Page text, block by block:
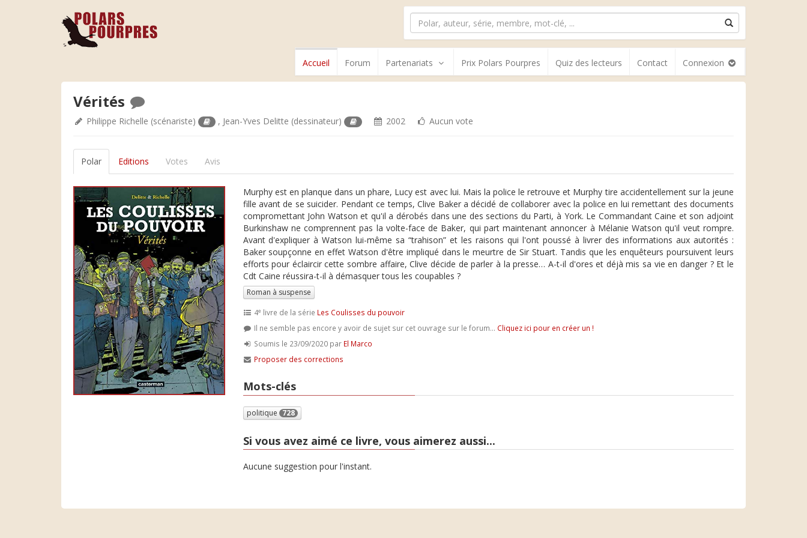
Accueil Forum Partenariats Prix Polars Pourpres Quiz des lecteurs Contact Connexion
Vérités
Philippe Richelle (scénariste) , Jean-Yves Delitte (dessinateur) 2002 Aucun vote
Polar Editions Votes Avis
Murphy est en planque dans un phare, Lucy est avec lui. Mais la police le retrouve et Murphy tire accidentellement sur la jeune
fille avant de se suicider. Pendant ce temps, Clive Baker a décidé de collaborer avec la police en lui remettant des documents
compromettant John Watson et qu'il a dérobés dans une des sections du Parti, à York. Le Commandant Caine et son adjoint
Burkinshaw ne comprennent pas la volte-face de Baker, qui part maintenant annoncer à Mélanie Watson qu'il veut rompre.
Avant d'expliquer à Watson lui-même sa “trahison” et les raisons qui l'ont poussé à livrer des informations aux autorités :
Baker soupçonne en effet Watson d'être impliqué dans le meurtre de Sir Stuart. Tandis que les enquêteurs poursuivent leurs
efforts pour éclaircir cette sombre affaire, Clive décide de parler à la presse… A-t-il d'ores et déjà mis sa vie en danger ? Et le
Cdt Caine réussira-t-il à démasquer tous les coupables ?
Roman à suspense
4e livre de la série Les Coulisses du pouvoir
Il ne semble pas encore y avoir de sujet sur cet ouvrage sur le forum... Cliquez ici pour en créer un !
Soumis le 23/09/2020 par El Marco
Proposer des corrections
Mots-clés
politique 728
Si vous avez aimé ce livre, vous aimerez aussi...
Aucune suggestion pour l'instant.